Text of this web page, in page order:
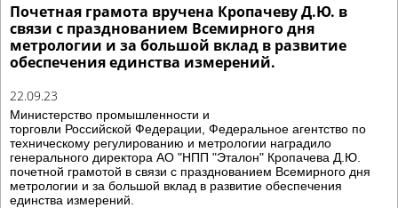
Почетная грамота вручена Кропачеву Д.Ю. в
связи с празднованием Всемирного дня
метрологии и за большой вклад в развитие
обеспечения единства измерений.
22.09.23
Министерство промышленности и
торговли Российской Федерации, Федеральное агентство по
техническому регулированию и метрологии наградило
генерального директора АО "НПП "Эталон" Кропачева Д.Ю.
почетной грамотой в связи с празднованием Всемирного дня
метрологии и за большой вклад в развитие обеспечения
единства измерений.